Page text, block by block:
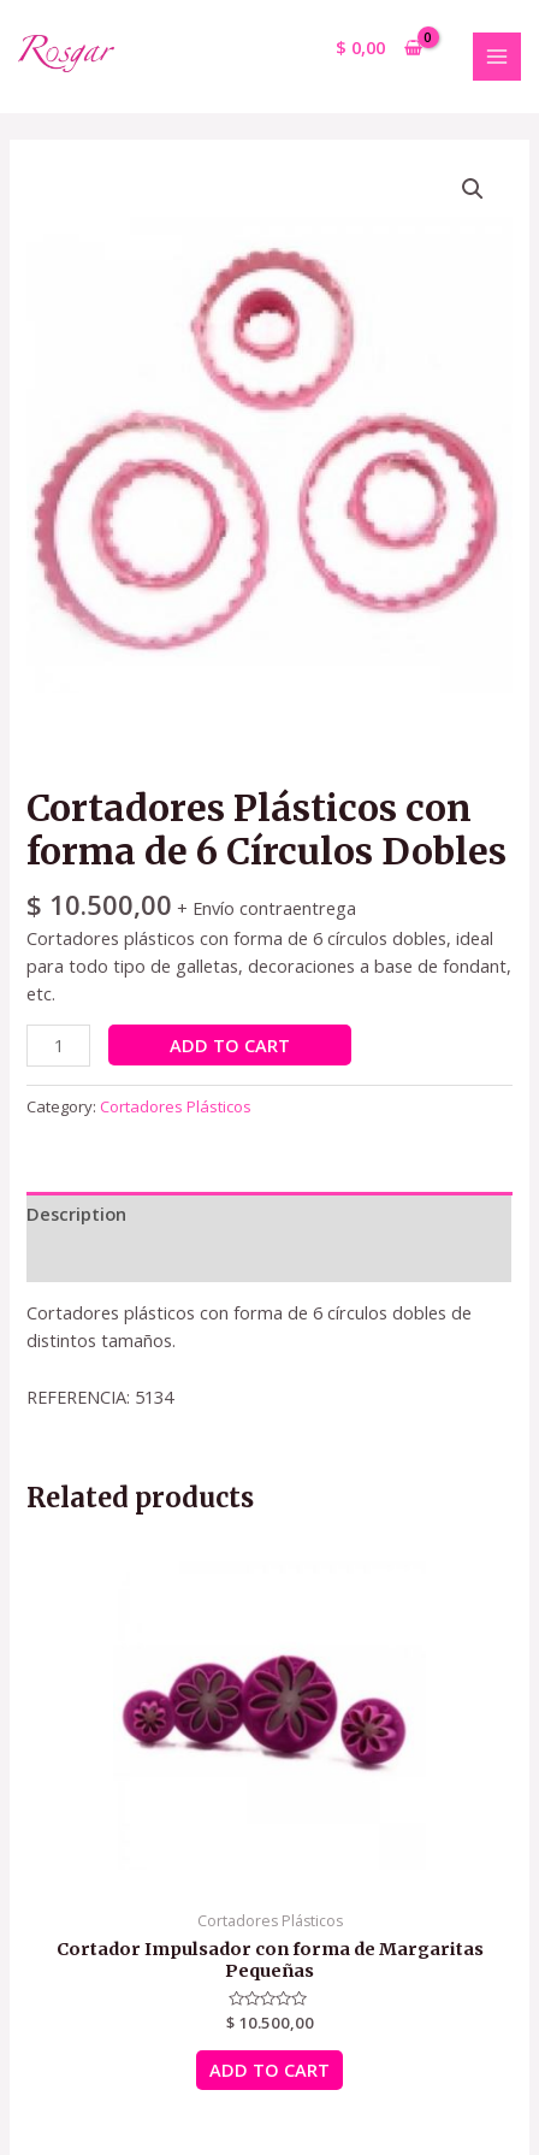
$ 0,00
Cortadores Plásticos con
forma de 6 Círculos Dobles
$ 10.500,00 + Envío contraentrega
Cortadores plásticos con forma de 6 círculos dobles, ideal
para todo tipo de galletas, decoraciones a base de fondant,
etc.
ADD TO CART
Category: Cortadores Plásticos
Description
Cortadores plásticos con forma de 6 círculos dobles de
distintos tamaños.
REFERENCIA: 5134
Related products
Cortadores Plásticos
Cortador Impulsador con forma de Margaritas
Pequeñas
Rated
out
of
5
$10.500,00
ADD TO CART